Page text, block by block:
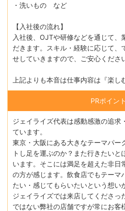
・洗いもの など
【入社後の流れ】
入社後、OJTや研修などを通じて、
だきます。スキル・経験に応じて、
せしていきますので、ご安心くださ
上記よりも本音は仕事内容は『楽し
PRポイント
ジェイライズ代表は感動感激の追求
ています。
東京・大阪にある大きなテーマパー
トし足を運ぶのか？また行きたい
います。そこには満足を超えた非日
の方が感じます。飲食店でもテーマ
たい・感じてもらいたいという想い
ジェイライズでは来店してくださっ
ではない弊社の店舗ですが常にお客